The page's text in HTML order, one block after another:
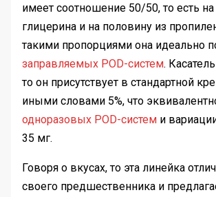
имеет соотношение 50/50, то есть
глицерина и на половину из
такими пропорциями она идеально
заправляемых POD-систем.
то он присутствует в стандартной
иными словами 5%, что
одноразовых POD-систем и
35 мг.
Говоря о вкусах, то эта линейка
своего предшественника и